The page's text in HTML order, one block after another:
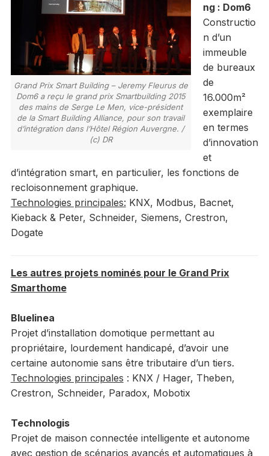
Grand Prix Smart Building – Jeremy Fleurus de
Dom6 a reçu le grand prix Smartbuilding 2015
des mains de Serge Le Men, vice-président
de la Smart Building Alliance, pour son travail
d’intégration dans l’Hôtel Région Auvergne. /
(c) DR
ng : Dom6
Constructio
n d’un
immeuble
de bureaux
de
16.000m²
exemplaire
en termes
d’innovation
et
d’intégration smart, en particulier, les fonctions de
recloisonnement graphique.
Technologies principales: KNX, Modbus, Bacnet,
Kieback & Peter, Schneider, Siemens, Crestron,
Dogate
Les autres projets nominés pour le Grand Prix
Smarthome
Bluelinea
Projet d’installation domotique permettant au
propriétaire, lourdement handicapé, d’avoir une
certaine autonomie sans être tributaire d’un tiers.
Technologies principales : KNX / Hager, Theben,
Crestron, Schneider, Paradox, Mobotix
Technologis
Projet de maison connectée intelligente et autonome
avec gestion de scénarios avancés et automatiques à